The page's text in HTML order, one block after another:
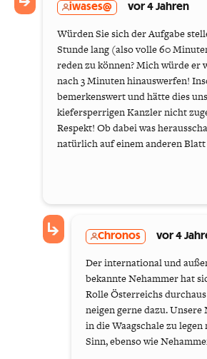
iwases@ vor 4 Jahren
Würden Sie sich der Aufgabe
Stunde lang (also volle 60
reden zu können? Mich würde er
nach 3 Minuten hinauswerfen!
bemerkenswert und hätte dies
kiefersperrigen Kanzler nicht
Respekt! Ob dabei was
natürlich auf einem anderen Blatt
Chronos vor 4
Der international und
bekannte Nehammer hat
Rolle Österreichs
neigen gerne dazu.
in die Waagschale zu
Sinn, ebenso wie